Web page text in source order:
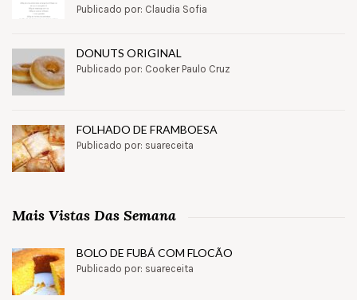
Publicado por: Claudia Sofia
DONUTS ORIGINAL
Publicado por: Cooker Paulo Cruz
FOLHADO DE FRAMBOESA
Publicado por: suareceita
Mais Vistas Das Semana
BOLO DE FUBÁ COM FLOCÃO
Publicado por: suareceita